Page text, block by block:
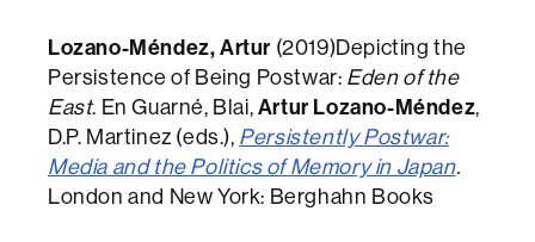
Lozano-Méndez,Artur (2019)Depicting the
Persistence of Being Postwar: Eden of the
East. En Guarné, Blai,Artur Lozano-Méndez,
D.P. Martinez (eds.), Persistently Postwar:
Media and the Politics of Memory in Japan.
London and New York: Berghahn Books